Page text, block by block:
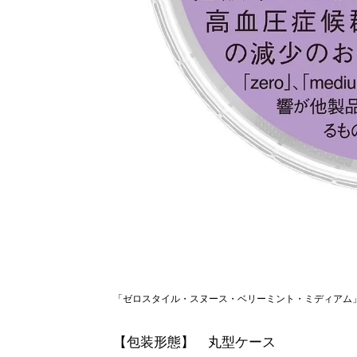
「ゼロスタイル・スヌース・ベリーミント・ミディアム
【包装形態】 丸型ケース